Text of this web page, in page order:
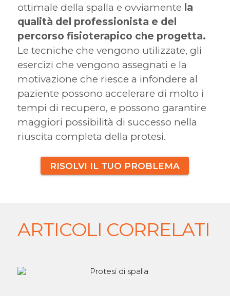
ottimale della spalla e ovviamente la
qualità del professionista e del
percorso fisioterapico che progetta.
Le tecniche che vengono utilizzate, gli
esercizi che vengono assegnati e la
motivazione che riesce a infondere al
paziente possono accelerare di molto i
tempi di recupero, e possono garantire
maggiori possibilità di successo nella
riuscita completa della protesi.
RISOLVI IL TUO PROBLEMA
ARTICOLI CORRELATI